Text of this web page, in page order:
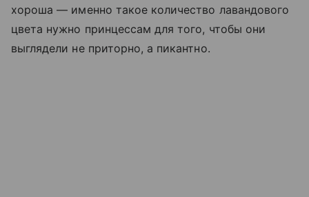
хороша — именно такое количество лавандового
цвета нужно принцессам для того, чтобы они
выглядели не приторно, а пикантно.